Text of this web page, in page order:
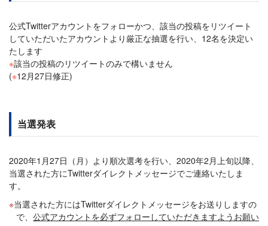
公式Twitterアカウントをフォローかつ、該当の投稿をリツイート
していただいたアカウントより厳正な抽選を行い、12名を決定い
たします
※該当の投稿のリツイートのみで構いません
(※12月27日修正)
当選発表
2020年1月27日（月）より順次選考を行い、2020年2月上旬以降、
当選された方にTwitterダイレクトメッセージでご連絡いたしま
す。
当選された方にはTwitterダイレクトメッセージをお送りしますの
で、 公式アカウントを必ずフォローしていただきますようお願い